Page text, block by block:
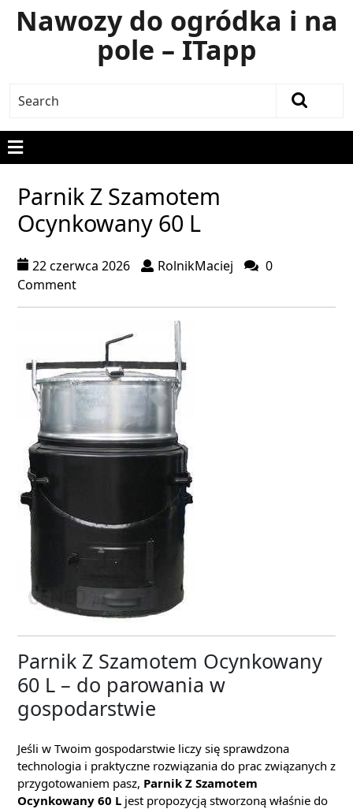
Nawozy do ogródka i na
pole – ITapp
Parnik Z Szamotem
Ocynkowany 60 L
22 czerwca 2026 RolnikMaciej
0
Comment
Parnik Z Szamotem Ocynkowany
60 L – do parowania w
gospodarstwie
Jeśli w Twoim gospodarstwie liczy się sprawdzona
technologia i praktyczne rozwiązania do prac związanych z
przygotowaniem pasz, Parnik Z Szamotem
Ocynkowany 60 L jest propozycją stworzoną właśnie do